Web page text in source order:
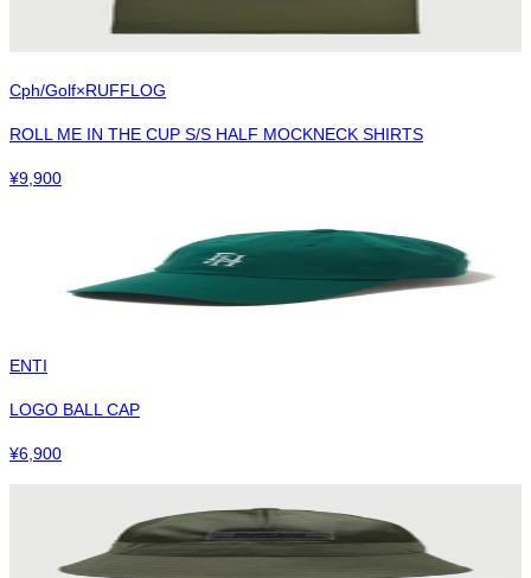
Cph/Golf×RUFFLOG
ROLL ME IN THE CUP S/S HALF MOCKNECK SHIRTS
¥9,900
ENTI
LOGO BALL CAP
¥6,900